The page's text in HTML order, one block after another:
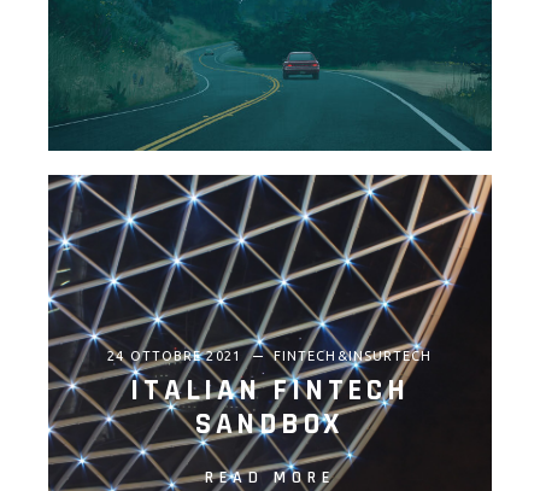
24 OTTOBRE 2021 FINTECH&INSURTECH
ITALIAN FINTECH
SANDBOX
READ MORE